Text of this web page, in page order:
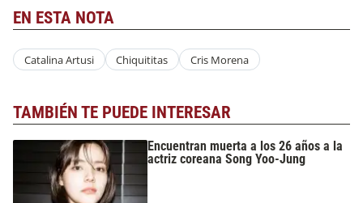
EN ESTA NOTA
Catalina Artusi Chiquititas Cris Morena
TAMBIÉN TE PUEDE INTERESAR
Encuentran muerta a los 26 años a la
actriz coreana Song Yoo-Jung